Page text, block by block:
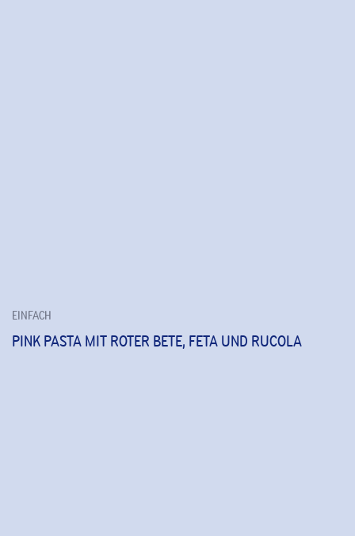
EINFACH
PINK PASTA MIT ROTER BETE, FETA UND RUCOLA